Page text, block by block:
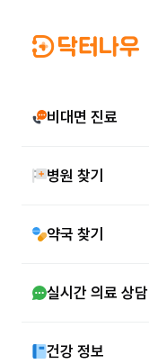
비대면 진료
병원 찾기
약국 찾기
실시간 의료 상담
건강 정보